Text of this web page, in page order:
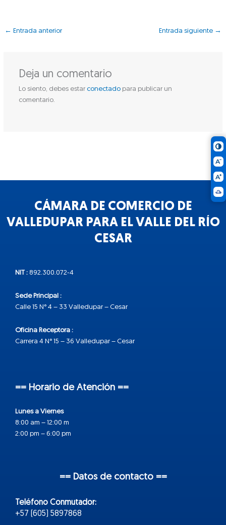
← Entrada anterior Entrada siguiente →
Deja un comentario
Lo siento, debes estar conectadopara publicar un
comentario.
CÁMARA DE COMERCIO DE
VALLEDUPAR PARA EL VALLE DEL RÍO
CESAR
NIT : 892.300.072-4
Sede Principal :
Calle 15 N° 4 – 33 Valledupar – Cesar
Oficina Receptora :
Carrera 4 N° 15 – 36 Valledupar – Cesar
== Horario de Atención ==
Lunes a Viernes
8:00 am – 12:00 m
2:00 pm – 6:00 pm
== Datos de contacto ==
Teléfono Conmutador:
+57 (605) 5897868